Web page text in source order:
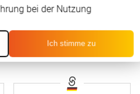
Maße eingeben
bei der Nutzung
Ich stimme zu